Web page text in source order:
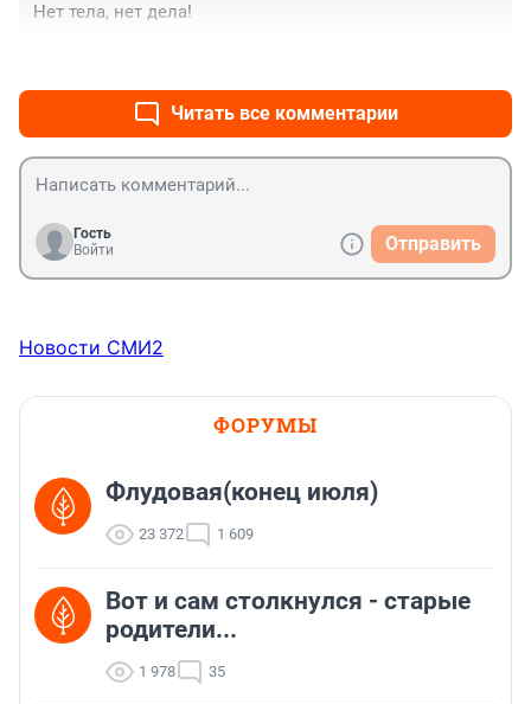
Нет тела, нет дела!
Читать все комментарии
Гость
Войти
Отправить
Новости СМИ2
ФОРУМЫ
Флудовая(конец июля)
23 372 1 609
Вот и сам столкнулся - старые
родители...
1 978 35